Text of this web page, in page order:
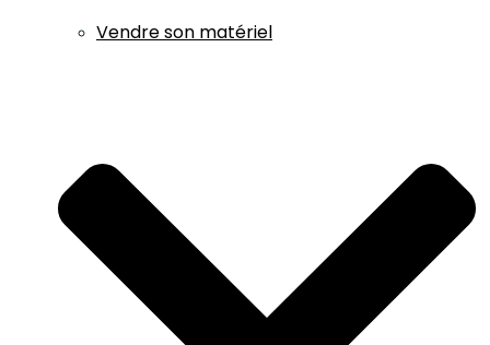
Vendre son matériel